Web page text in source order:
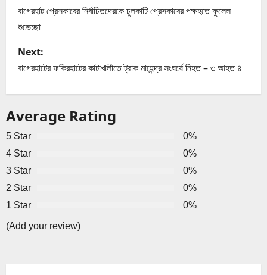
o
t
n
a
v
i
g
a
বাগেরহাট প্রেসকাবের নির্বাচিতদেরকে চুলকাটি প্রেসকাবের পক্ষহতে ফুলেল
শুভেচ্ছা
Next:
বাগেরহাটের ফকিরহাটের কাটাখালীতে ট্রাক মাহেন্দ্র সংঘর্ষে নিহত – ৩ আহত ৪
Average Rating
5 Star
0%
4 Star
0%
3 Star
0%
2 Star
0%
1 Star
0%
(Add your review)